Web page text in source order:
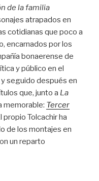
de la familia
atrapados en
cotidianas que poco a
encarnados por los
bonaerense de
y público en el
seguido después en
que, junto a La
memorable: Tercer
propio Tolcachir ha
de los montajes en
un reparto